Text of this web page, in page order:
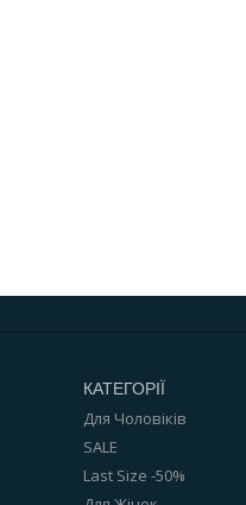
КАТЕГОРІЇ
Для Чоловіків
SALE
Last Size -50%